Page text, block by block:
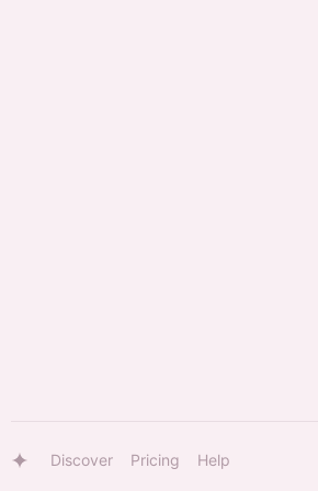
Discover Pricing Help